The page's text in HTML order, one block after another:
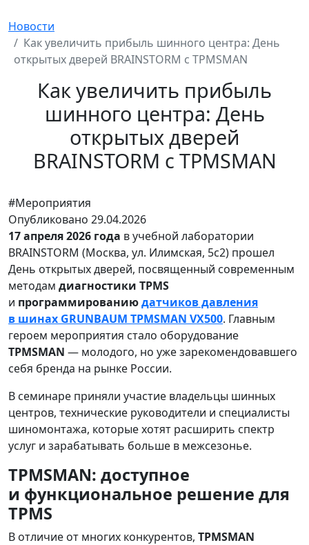
Новости
Как увеличить прибыль шинного центра: День
открытых дверей BRAINSTORM с TPMSMAN
Как увеличить прибыль
шинного центра: День
открытых дверей
BRAINSTORM с TPMSMAN
#Мероприятия
Опубликовано 29.04.2026
17 апреля 2026 года в учебной лаборатории
BRAINSTORM (Москва, ул. Илимская, 5с2) прошел
День открытых дверей, посвященный современным
методам диагностики TPMS
и программированиюдатчиков давления
в шинах GRUNBAUM TPMSMAN VX500. Главным
героем мероприятия стало оборудование
TPMSMAN — молодого, но уже зарекомендовавшего
себя бренда на рынке России.
В семинаре приняли участие владельцы шинных
центров, технические руководители и специалисты
шиномонтажа, которые хотят расширить спектр
услуг и зарабатывать больше в межсезонье.
TPMSMAN: доступное
и функциональное решение для
TPMS
В отличие от многих конкурентов, TPMSMAN